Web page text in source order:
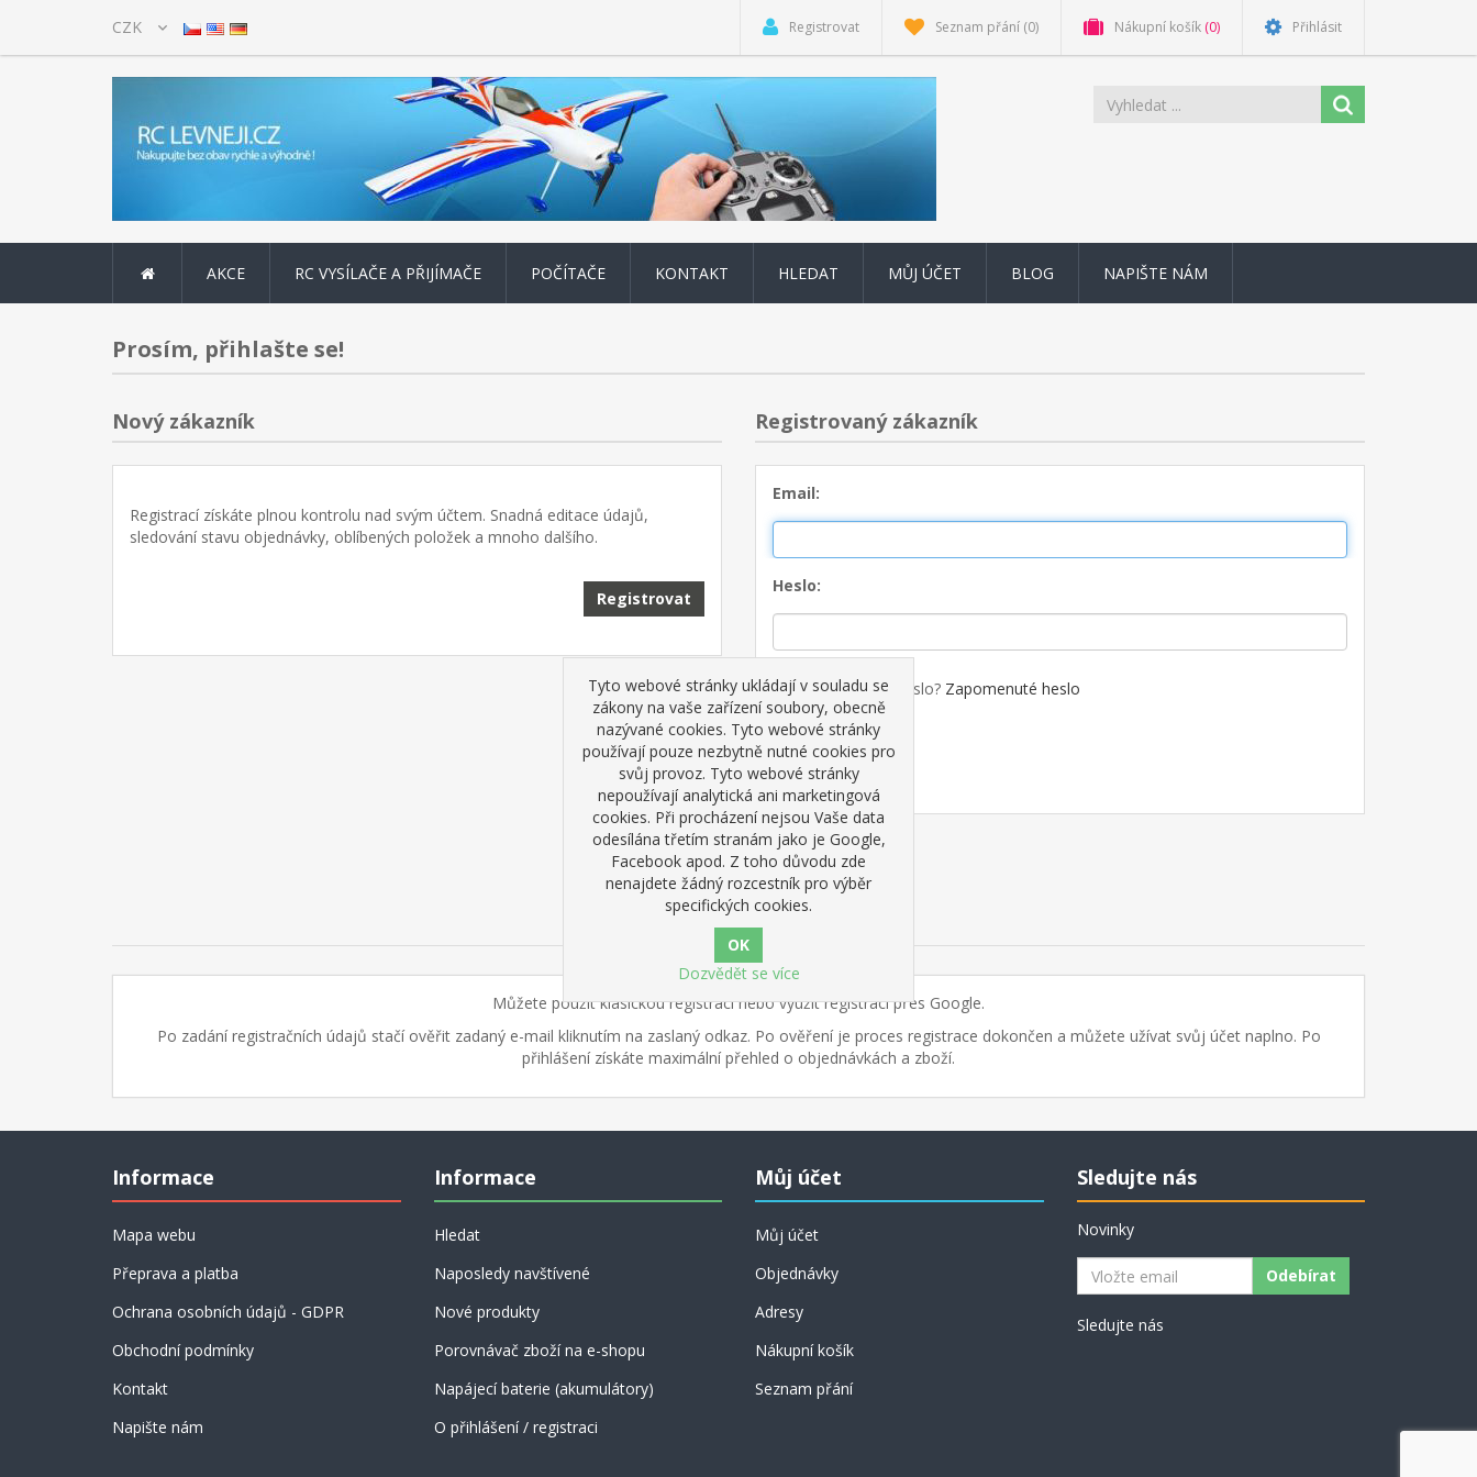
Registrovat Seznam přání (0) Nákupní košík (0) Přihlásit
AKCE RC VYSÍLAČE A PŘIJÍMAČE POČÍTAČE KONTAKT HLEDAT MŮJ ÚČET BLOG NAPIŠTE NÁM
Prosím, přihlašte se!
Nový zákazník
Registrací získáte plnou kontrolu nad svým účtem. Snadná editace údajů,
sledování stavu objednávky, oblíbených položek a mnoho dalšího.
Registrovat
Registrovaný zákazník
Email:
Heslo:
Zapamatovat heslo? Zapomenuté heslo
Přihlásit
- nebo -
O přihlášení / registraci
Můžete použít klasickou registraci nebo využít registraci přes Google.
Po zadání registračních údajů stačí ověřit zadaný e-mail kliknutím na zaslaný odkaz. Po ověření je proces registrace dokončen a můžete užívat svůj účet naplno. Po
přihlášení získáte maximální přehled o objednávkách a zboží.
Informace
Mapa webu
Přeprava a platba
Ochrana osobních údajů - GDPR
Obchodní podmínky
Kontakt
Napište nám
Informace
Hledat
Naposledy navštívené
Nové produkty
Porovnávač zboží na e-shopu
Napájecí baterie (akumulátory)
O přihlášení / registraci
Můj účet
Můj účet
Objednávky
Adresy
Nákupní košík
Seznam přání
Sledujte nás
Novinky
Odebírat
Sledujte nás
Tyto webové stránky ukládají v souladu se
zákony na vaše zařízení soubory, obecně
nazývané cookies. Tyto webové stránky
používají pouze nezbytně nutné cookies pro
svůj provoz. Tyto webové stránky
nepoužívají analytická ani marketingová
cookies. Při procházení nejsou Vaše data
odesílána třetím stranám jako je Google,
Facebook apod. Z toho důvodu zde
nenajdete žádný rozcestník pro výběr
specifických cookies.
Dozvědět se více